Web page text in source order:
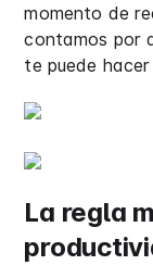
momento de
contamos por
te puede
La regla